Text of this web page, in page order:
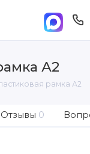
А2
рамка А2
Отзывы 0